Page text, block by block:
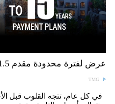
عرض لفترة محدودة مقدم 1.5% و تقسيط علي 15 سنة
TMG
في كل عام، تتجه القلوب قبل